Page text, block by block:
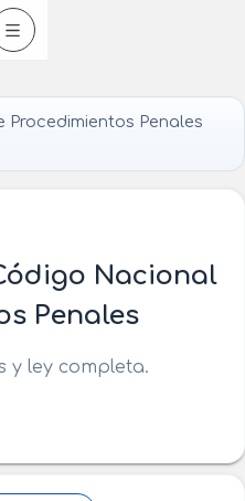
Procedimientos Penales
Nacional
Penales
y ley completa.